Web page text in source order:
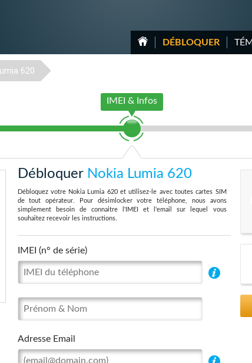
DÉBLOQUER
620
IMEI & Infos
Débloquer Nokia Lumia 620
Débloquez votre Nokia Lumia 620 et utilisez-le avec toutes cartes SIM
de tout opérateur. Pour désimlocker votre téléphone, nous avons
simplement besoin de connaitre l'IMEI et l'email sur lequel vous
souhaitez recevoir les instructions.
IMEI (n° de série)
Adresse Email